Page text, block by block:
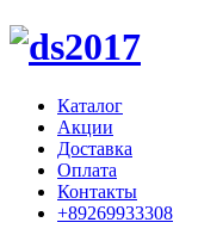
Каталог
Акции
Доставка
Оплата
Контакты
+89269933308